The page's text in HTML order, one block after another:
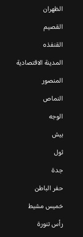
الظهران
القصيم
القنفذه
المدينة الاقتصادية
المنصور
النماص
الوجه
بيش
ثول
جدة
حفر الباطن
خميس مشيط
رأس تنورة